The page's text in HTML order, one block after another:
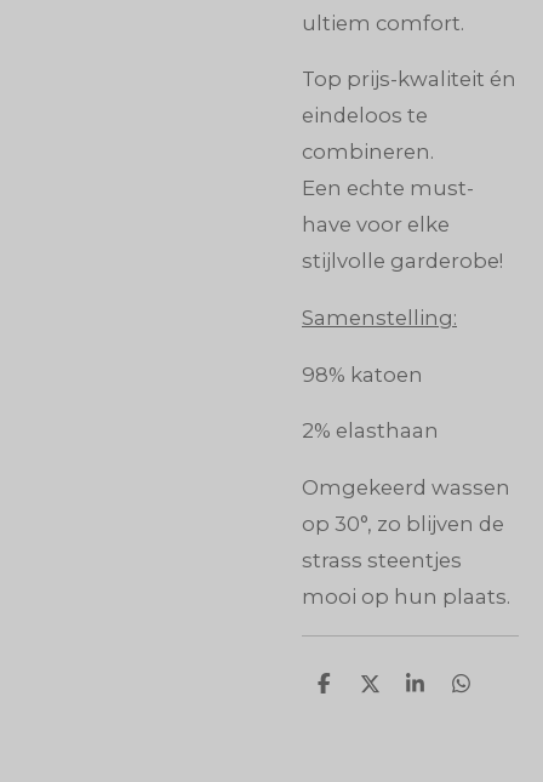
ultiem comfort.
Top prijs-kwaliteit én
eindeloos te
combineren.
Een echte must-
have voor elke
stijlvolle garderobe!
Samenstelling:
98% katoen
2% elasthaan
Omgekeerd wassen
op 30°, zo blijven de
strass steentjes
mooi op hun plaats.
D
D
S
D